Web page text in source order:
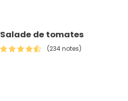
Salade de tomates
(234 notes)